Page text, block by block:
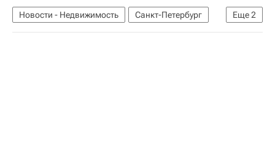
Еще2
Новости - Недвижимость
Санкт-Петербург
Гаражи
Россия